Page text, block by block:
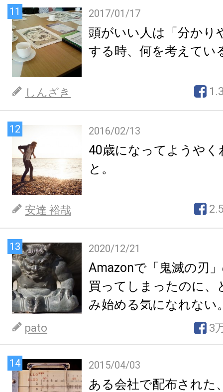
11 2017/01/17
頭がいい人は「分かり
する時、何を考えてい
しんざき
12 2016/02/13
40歳になってようや
と。
安達 裕哉
13 2020/12/21
Amazonで「鬼滅の刃
買ってしまったのに、
み始める気になれない
pato 3
14 2015/04/03
ある会社で配布された